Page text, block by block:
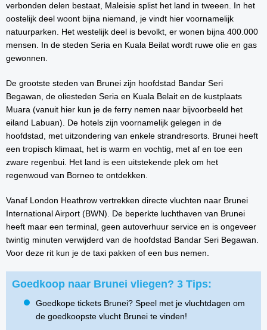
verbonden delen bestaat, Maleisie splist het land in tweeen. In het
oostelijk deel woont bijna niemand, je vindt hier voornamelijk
natuurparken. Het westelijk deel is bevolkt, er wonen bijna 400.000
mensen. In de steden Seria en Kuala Beilat wordt ruwe olie en gas
gewonnen.
De grootste steden van Brunei zijn hoofdstad Bandar Seri
Begawan, de oliesteden Seria en Kuala Belait en de kustplaats
Muara (vanuit hier kun je de ferry nemen naar bijvoorbeeld het
eiland Labuan). De hotels zijn voornamelijk gelegen in de
hoofdstad, met uitzondering van enkele strandresorts. Brunei heeft
een tropisch klimaat, het is warm en vochtig, met af en toe een
zware regenbui. Het land is een uitstekende plek om het
regenwoud van Borneo te ontdekken.
Vanaf London Heathrow vertrekken directe vluchten naar Brunei
International Airport (BWN). De beperkte luchthaven van Brunei
heeft maar een terminal, geen autoverhuur service en is ongeveer
twintig minuten verwijderd van de hoofdstad Bandar Seri Begawan.
Voor deze rit kun je de taxi pakken of een bus nemen.
Goedkoop naar Brunei vliegen? 3 Tips:
Goedkope tickets Brunei? Speel met je vluchtdagen om
de goedkoopste vlucht Brunei te vinden!